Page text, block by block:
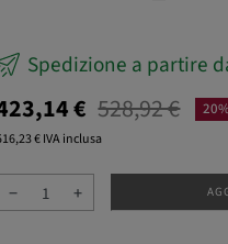
Spedizione a partire
€ 528,92 €
€ IVA inclusa
− +